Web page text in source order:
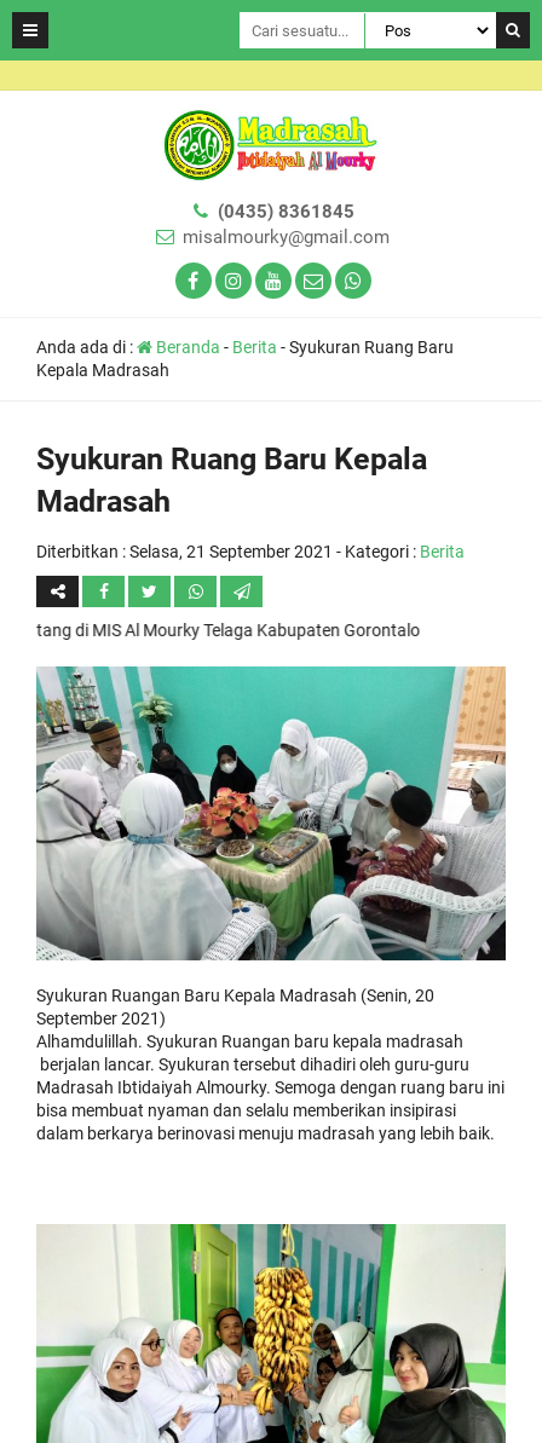
(0435) 8361845
misalmourky@gmail.com
Anda ada di : Beranda - Berita -Syukuran Ruang Baru
Kepala Madrasah
Syukuran Ruang Baru Kepala
Madrasah
Diterbitkan :Selasa, 21 September 2021 - Kategori : Berita
di MIS Al Mourky Telaga Kabupaten Gorontalo
Syukuran Ruangan Baru Kepala Madrasah (Senin, 20
September 2021)
Alhamdulillah. Syukuran Ruangan baru kepala madrasah
berjalan lancar. Syukuran tersebut dihadiri oleh guru-guru
Madrasah Ibtidaiyah Almourky. Semoga dengan ruang baru ini
bisa membuat nyaman dan selalu memberikan insipirasi
dalam berkarya berinovasi menuju madrasah yang lebih baik.